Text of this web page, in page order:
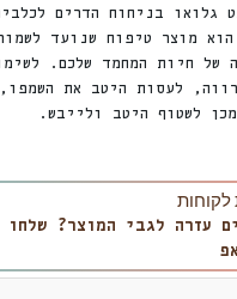
גלואו בניחוח הדרים
מוצר טיפוח שנועד
של חיות המחמד שלכם.
לעסות היטב את
לשטוף היטב ולייבש.
לקוחות
עזרה לגבי המוצר? שלחו